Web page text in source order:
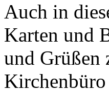
Auch in
Karten und
und Grüßen